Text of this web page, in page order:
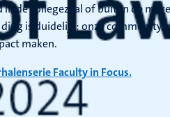
in de collegezaal of buiten de
is duidelijk: onze community
maken.
Faculty in Focus.